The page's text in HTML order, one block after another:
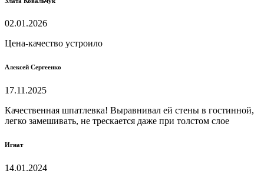
02.01.2026
Цена-качество устроило
Алексей Сергеенко
17.11.2025
Качественная шпатлевка! Выравнивал ей стены в гостинной,
легко замешивать, не трескается даже при толстом слое
Игнат
14.01.2024